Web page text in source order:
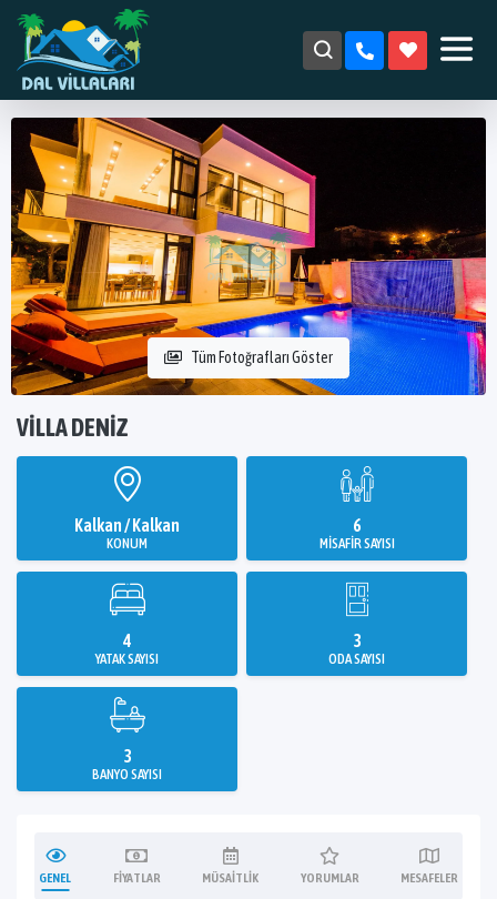
Tüm Fotoğrafları Göster
VILLA DENIZ
Kalkan / Kalkan
KONUM
6
MISAFIR SAYISI
4
YATAK SAYISI
3
ODA SAYISI
3
BANYO SAYISI
GENEL FIYATLAR MÜSAITLIK YORUMLAR MESAFELER